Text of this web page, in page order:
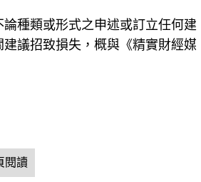
種類或形式之申述或訂立任何建
議招致損失，概與《精實財經媒
閱讀